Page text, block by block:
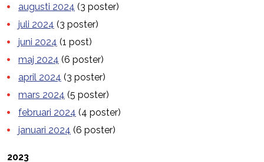
augusti 2024 (3 poster)
juli 2024 (3 poster)
juni 2024 (1 post)
maj 2024 (6 poster)
april 2024 (3 poster)
mars 2024 (5 poster)
februari 2024 (4 poster)
januari 2024 (6 poster)
2023